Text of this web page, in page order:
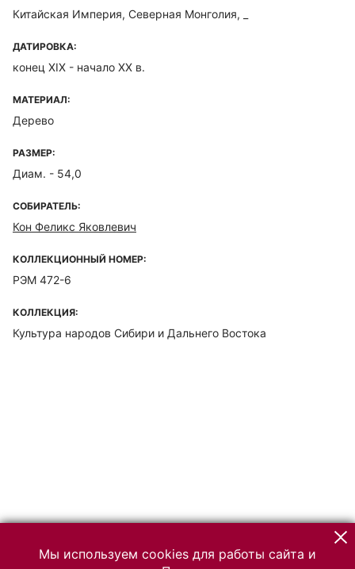
Китайская Империя, Северная Монголия, _
ДАТИРОВКА:
конец XIX - начало ХХ в.
МАТЕРИАЛ:
Дерево
РАЗМЕР:
Диам. - 54,0
СОБИРАТЕЛЬ:
Кон Феликс Яковлевич
КОЛЛЕКЦИОННЫЙ НОМЕР:
РЭМ 472-6
КОЛЛЕКЦИЯ:
Культура народов Сибири и Дальнего Востока
Мы используем cookies для работы сайта и